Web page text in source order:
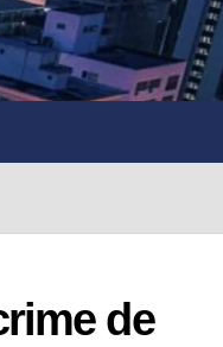
de